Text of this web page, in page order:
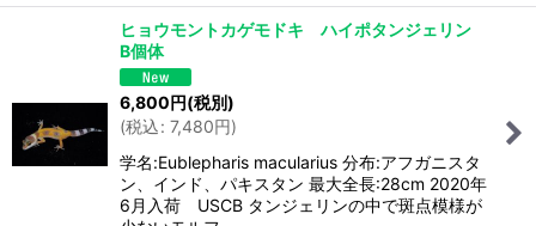
ヒョウモントカゲモドキ ハイポタンジェリン
B個体
6,800円(税別)
(税込: 7,480円)
学名:Eublepharis macularius 分布:アフガニスタ
ン、インド、パキスタン 最大全長:28cm 2020年
6月入荷 USCB タンジェリンの中で斑点模様が